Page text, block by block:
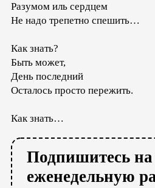
Разумом иль сердцем
Не надо трепетно спешить…
Как знать?
Быть может,
День последний
Осталось просто пережить.
Как знать…
Подпишитесь на
еженедельную